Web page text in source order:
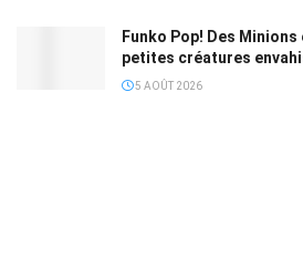
Funko Pop! Des
petites créatures
5 AOÛT 2026